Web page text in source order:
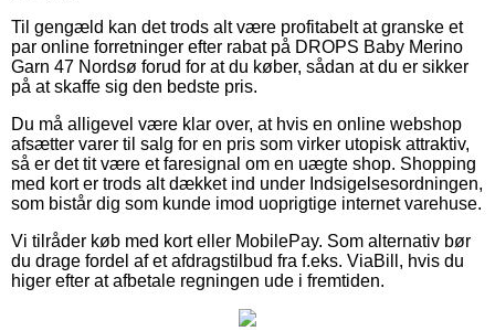
Til gengæld kan det trods alt være profitabelt at granske et
par online forretninger efter rabat på DROPS Baby Merino
Garn 47 Nordsø forud for at du køber, sådan at du er sikker
på at skaffe sig den bedste pris.
Du må alligevel være klar over, at hvis en online webshop
afsætter varer til salg for en pris som virker utopisk attraktiv,
så er det tit være et faresignal om en uægte shop. Shopping
med kort er trods alt dækket ind under Indsigelsesordningen,
som bistår dig som kunde imod uoprigtige internet varehuse.
Vi tilråder køb med kort eller MobilePay. Som alternativ bør
du drage fordel af et afdragstilbud fra f.eks. ViaBill, hvis du
higer efter at afbetale regningen ude i fremtiden.